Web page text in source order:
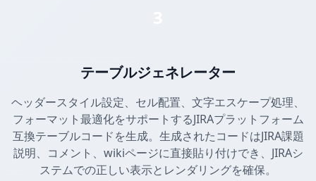
テーブルジェネレーター
ヘッダースタイル設定、セル配置、文字エスケープ処理、
フォーマット最適化をサポートするJIRAプラットフォーム
互換テーブルコードを生成。生成されたコードはJIRA課題
説明、コメント、wikiページに直接貼り付けでき、JIRAシ
ステムでの正しい表示とレンダリングを確保。